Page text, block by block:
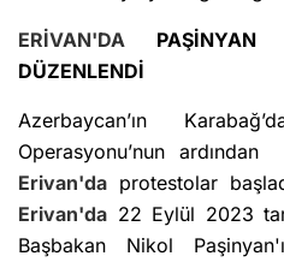
ERİVAN'DA PAŞİNYAN
DÜZENLENDİ
Azerbaycan’ın
Operasyonu’nun
Erivan'da protestolar
Erivan'da 22 Eylül 2023
Başbakan Nikol